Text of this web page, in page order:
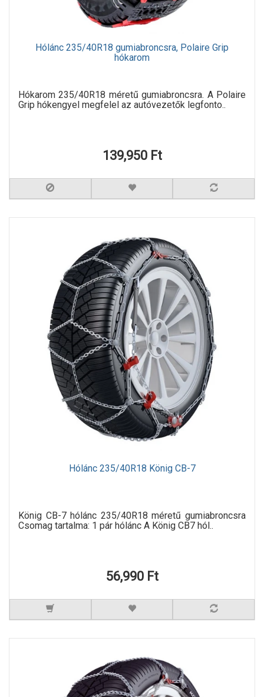
Hólánc 235/40R18 gumiabroncsra, Polaire Grip
hókarom
Hókarom 235/40R18 méretű gumiabroncsra. A Polaire
Grip hókengyel megfelel az autóvezetők legfonto..
139,950 Ft
Hólánc 235/40R18 König CB-7
König CB-7 hólánc 235/40R18 méretű gumiabroncsra
Csomag tartalma: 1 pár hólánc A König CB7 hól..
56,990 Ft